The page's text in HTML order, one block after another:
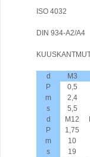
ISO 4032
DIN 934-A2/A4
d
M3
P
0,5
m
2,4
s
5,5
d
M12
P
1,75
m
10
s
19